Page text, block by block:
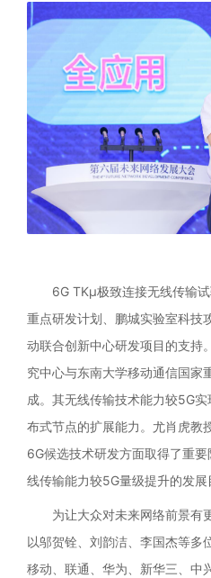
6G TKμ极致连接无线传输
重点研发计划、鹏城实验室科技
动联合创新中心研发项目的支持
究中心与东南大学移动通信国家
成。其无线传输技术能力较5G
布式节点的扩展能力。尤肖虎教
6G候选技术研发方面取得了重
线传输能力较5G量级提升的发展
为让大众对未来网络前景有
以邬贺铨、刘韵洁、李国杰等多
移动、联通、华为、新华三、中